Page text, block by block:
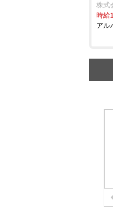
株式
時給
アル